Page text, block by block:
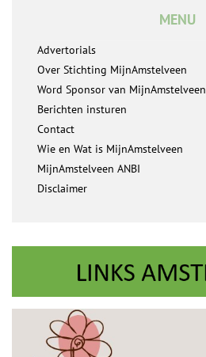
MENU
Advertorials
Over Stichting MijnAmstelveen
Word Sponsor van MijnAmstelveen
Berichten insturen
Contact
Wie en Wat is MijnAmstelveen
MijnAmstelveen ANBI
Disclaimer